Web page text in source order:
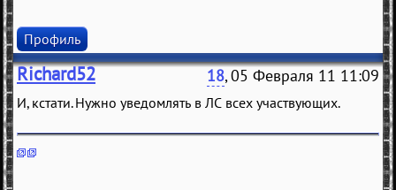
Профиль
Richard52 18, 05 Февраля 11 11:09
И, кстати. Нужно уведомлять в ЛС всех участвующих.